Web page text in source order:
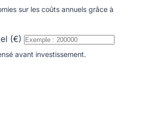
sur les coûts annuels grâce à
(€)
avant investissement.